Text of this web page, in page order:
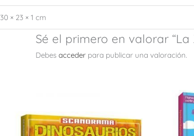
30 × 23 × 1 cm
Sé el primero en valorar “La
Debes acceder para publicar una valoración.